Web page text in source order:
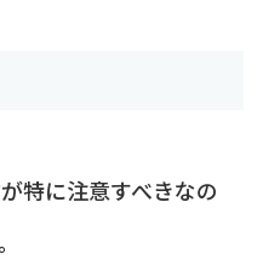
特に注意すべきなの